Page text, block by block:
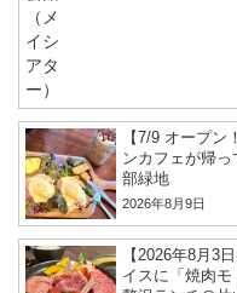
【7/9 オープ
ンカフェが帰
部緑地
2026年8月9日
【2026年8月3
イスに「焼肉